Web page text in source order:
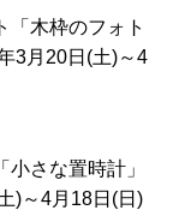
「木枠のフォト
3月20日(土)～4
小さな置時計」
)～4月18日(日)